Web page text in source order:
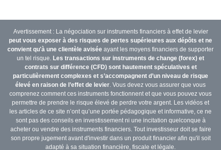
Avertissement : La négociation sur instruments financiers à effet de levier
peut vous exposer à des risques de pertes supérieures aux dépôts et ne
convient qu'à une clientèle avisée ayant les moyens financiers de supporter
un tel risque. Les transactions sur instruments de change (forex) et
contrats sur différence (CFD) sont hautement spéculatives et
particulièrement complexes et s’accompagnent d’un niveau de risque
élevé en raison de l’effet de levier . Vous devez vous assurer que vous
comprenez comment ces instruments fonctionnent et que vous pouvez vous
permettre de prendre le risque élevé de perdre votre argent. Les vidéos et
les articles de ce site n’ont qu’une portée pédagogique et informative, ce ne
sont pas des conseils en investissement ni une incitation quelconque à
acheter ou vendre des instruments financiers. Tout investisseur doit se faire
son propre jugement avant d'investir dans un produit financier afin qu'il soit
adapté à sa situation financière, fiscale et légale.